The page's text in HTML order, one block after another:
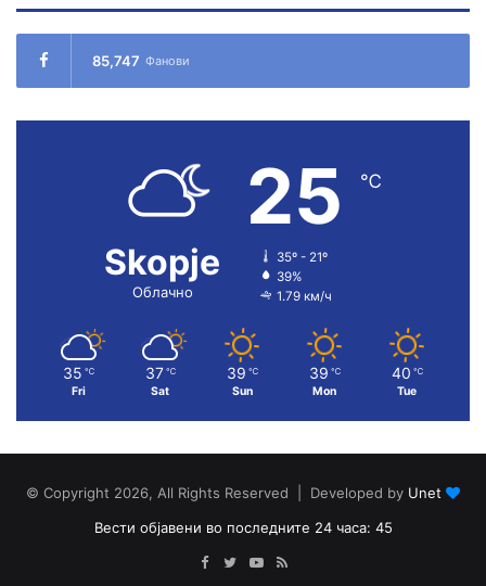
85,747 Фанови
Skopje
Облачно
25 ℃
35º - 21º
39%
1.79 км/ч
35 ℃
Fri
37 ℃
Sat
39 ℃
Sun
39 ℃
Mon
40 ℃
Tue
© Copyright 2026, All Rights Reserved | Developed by Unet
Вести објавени во последните 24 часа: 45
Facebook
TwitterYouTube
RSS